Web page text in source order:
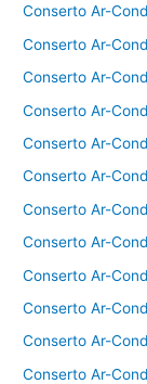
Conserto Ar-
Conserto Ar-
Conserto Ar-
Conserto Ar-
Conserto Ar-
Conserto Ar-
Conserto Ar-
Conserto Ar-
Conserto Ar-
Conserto Ar-
Conserto Ar-
Conserto Ar-